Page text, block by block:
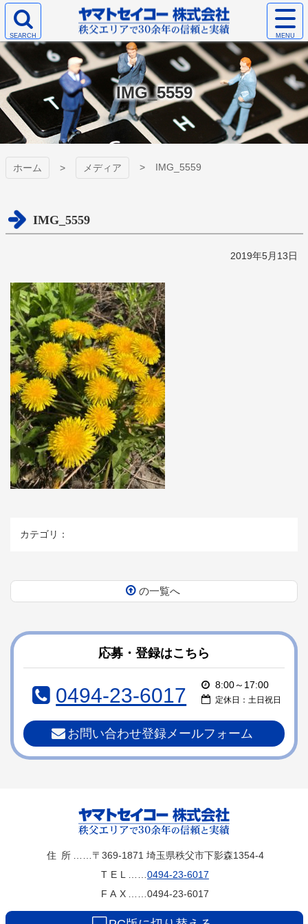
コ
テ
ン
ツ
本
文
へ
ス
IMG_5559
ホーム メディア IMG_5559
IMG_5559
2019年5月13日
カテゴリ：
の一覧へ
テ
ン
へ
ジ
の
応募・登録はこちら
0494-23-6017 8:00～17:00
定休日：土日祝日
お問い合わせ登録メールフォーム
ヤマトセイコー
株式会社
住所……〒369-1871 埼玉県秩父市下影森1354-4
TEL……0494-23-6017
FAX……0494-23-6017
ヤマトセイコー
株式会社
検
エ
リ
ア
を
開
く
サ
イ
ト
メ
ニ
ュ
ー
を
開
く